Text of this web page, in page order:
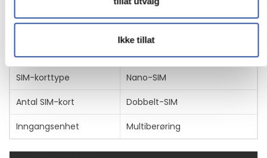
Ikke tillat
Intelligent assistent Bixby
GPS, GLONASS, BeiDou, Galileo,
QZSS
SIM-korttype Nano-SIM
Antal SIM-kort Dobbelt-SIM
Inngangsenhet Multiberøring